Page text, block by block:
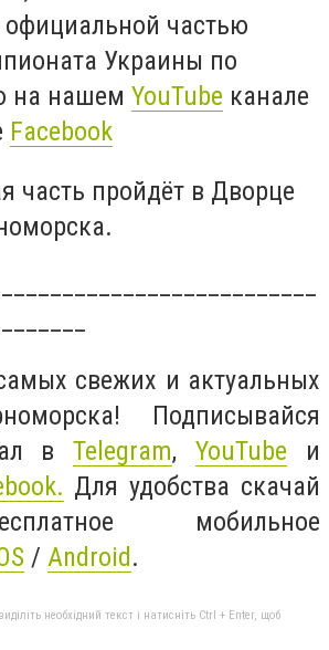
частью
Украины по
на нашем YouTube канале
Facebook
часть пройдёт в Дворце
свежих и актуальных
Подписывайся
вTelegram,YouTube и
Для удобства скачай
мобильное
/ Android.
необхідний текст і натисніть Ctrl + Enter, щоб